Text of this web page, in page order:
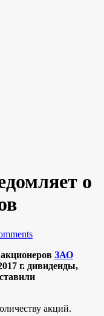
о
ЗАО
г. дивиденды,
акций.